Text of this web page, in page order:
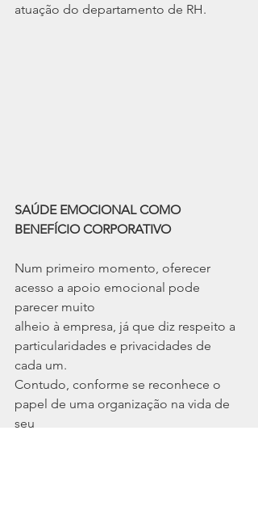
atuação do departamento de RH.
SAÚDE EMOCIONAL COMO
BENEFÍCIO CORPORATIVO
Num primeiro momento, oferecer
acesso a apoio emocional pode
parecer muito
alheio à empresa, já que diz respeito a
particularidades e privacidades de
cada um.
Contudo, conforme se reconhece o
papel de uma organização na vida de
seu